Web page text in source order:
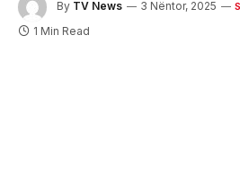
By TV News 3 Nëntor, 2025
1 Min Read